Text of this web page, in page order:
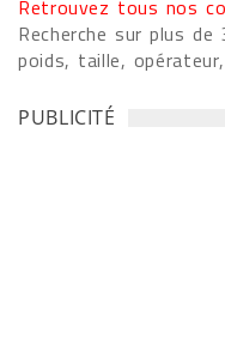
Retrouvez tous nos
Recherche sur plus
poids, taille,
PUBLICITÉ